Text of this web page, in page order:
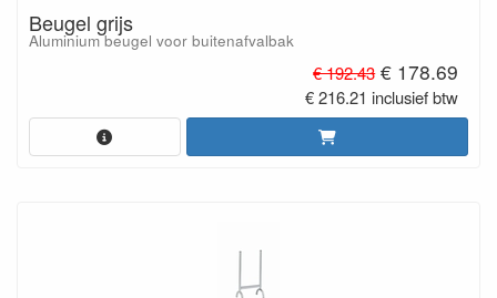
Beugel grijs
Aluminium beugel voor buitenafvalbak
€ 192.43€ 178.69
€ 216.21 inclusief btw